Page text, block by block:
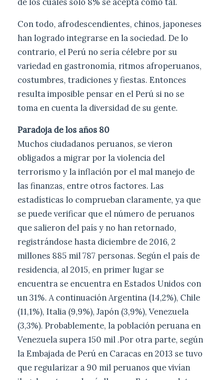
Con todo, afrodescendientes, chinos, japoneses
han logrado integrarse en la sociedad. De lo
contrario, el Perú no sería célebre por su
variedad en gastronomía, ritmos afroperuanos,
costumbres, tradiciones y fiestas. Entonces
resulta imposible pensar en el Perú si no se
toma en cuenta la diversidad de su gente.
Paradoja de los años 80
Muchos ciudadanos peruanos, se vieron
obligados a migrar por la violencia del
terrorismo y la inflación por el mal manejo de
las finanzas, entre otros factores. Las
estadísticas lo comprueban claramente, ya que
se puede verificar que el número de peruanos
que salieron del país y no han retornado,
registrándose hasta diciembre de 2016, 2
millones 885 mil 787 personas. Según el país de
residencia, al 2015, en primer lugar se
encuentra se encuentra en Estados Unidos con
un 31%. A continuación Argentina (14,2%), Chile
(11,1%), Italia (9,9%), Japón (3,9%), Venezuela
(3,3%). Probablemente, la población peruana en
Venezuela supera 150 mil .Por otra parte, según
la Embajada de Perú en Caracas en 2013 se tuvo
que regularizar a 90 mil peruanos que vivían